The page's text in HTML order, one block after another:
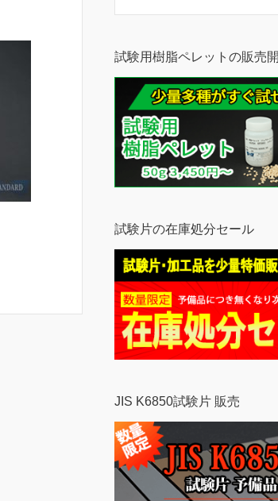
試験用樹脂ペレットの販売
試験片の在庫処分セール
JIS K6850試験片 販売